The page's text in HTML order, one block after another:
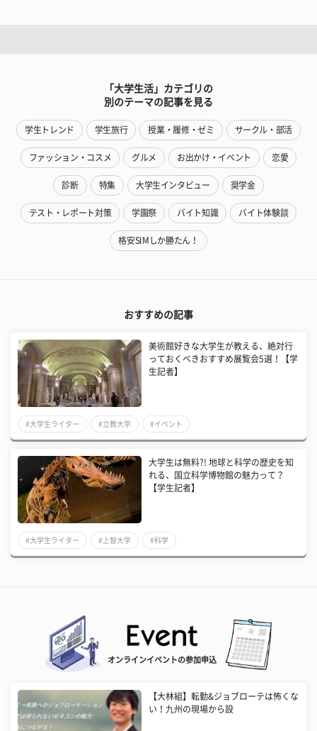
「大学生活」カテゴリの
別のテーマの記事を見る
学生トレンド 学生旅行 授業・履修・ゼミ サークル・部活
ファッション・コスメ グルメ お出かけ・イベント 恋愛
診断 特集 大学生インタビュー 奨学金
テスト・レポート対策 学園祭 バイト知識 バイト体験談
格安SIMしか勝たん！
おすすめの記事
美術館好きな大学生が教える、絶対行
っておくべきおすすめ展覧会5選！【学
生記者】
#大学生ライター #立教大学 #イベント
大学生は無料?! 地球と科学の歴史を知
れる、国立科学博物館の魅力って？
【学生記者】
#大学生ライター #上智大学 #科学
オンラインイベントの参加申込
【大林組】転勤&ジョブローテは怖くな
い！九州の現場から設